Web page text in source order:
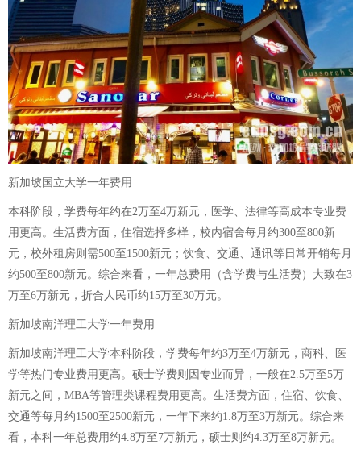
新加坡国立大学一年费用
本科阶段，学费每年约在2万至4万新元，医学、法律等高成本专业费
用更高。生活费方面，住宿选择多样，校内宿舍每月约300至800新
元，校外租房则需500至1500新元；饮食、交通、通讯等日常开销每月
约500至800新元。综合来看，一年总费用（含学费与生活费）大致在3
万至6万新元，折合人民币约15万至30万元。
新加坡南洋理工大学一年费用
新加坡南洋理工大学本科阶段，学费每年约3万至4万新元，商科、医
学等热门专业费用更高。硕士学费则因专业而异，一般在2.5万至5万
新元之间，MBA等管理类课程费用更高。生活费方面，住宿、饮食、
交通等每月约1500至2500新元，一年下来约1.8万至3万新元。综合来
看，本科一年总费用约4.8万至7万新元，硕士则约4.3万至8万新元。